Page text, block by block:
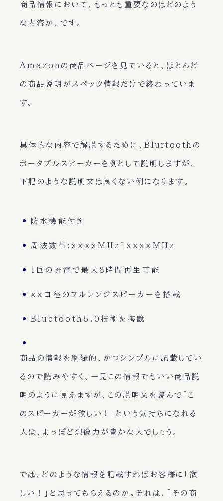
商品情報において、もっとも重要なのは どのよう
な内容か 、です。
Amazonの商品ページを見ていると、ほとんど
の商品説明がスペック情報だけで終わっていま
す。
具体的な内容で解説するために、Blurtoothの
ポータブルスピーカーを例として説明しますが、
下記のような説明文は良くない例になります。
防水機能付き
周波数帯:xxxxMHz~xxxxMHz
1回の充電で最大8時間再生可能
xx口径のフルレンジスピーカーを搭載
Bluetooth5.0技術を搭載
商品の情報を網羅的、かつシンプルに記載してい
るので読みやすく、一見この情報でもいい商品説
明のように見えますが、この説明文を読んで「こ
のスピーカーが欲しい！」という気持ちになれる
人は、よっぽど想像力が豊かな人でしょう。
では、どのような情報を記載すればお客様に「欲
しい！」と思ってもらえるのか。それは、 「その商